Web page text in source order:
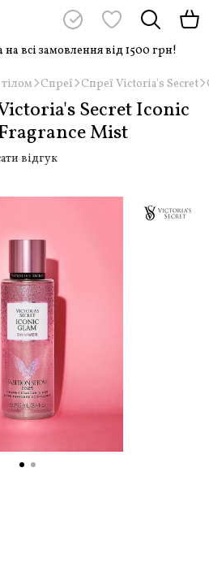
всі замовлення від 1500 грн!
Спреї Спреї Victoria's Secret
Secret Iconic
Mist
відгук